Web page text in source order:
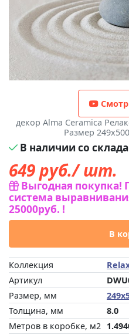
декор Alma Ceramica
Размер
В наличии со
649руб./ шт.
Выгодная покупка!
система
25000руб. !
В
Коллекция
Артикул
Размер, мм
Толщина, мм
8.0
Метров в коробке, м2